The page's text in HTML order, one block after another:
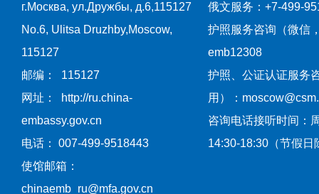
г.Москва, ул.Дружбы, д.6,115127
No.6, Ulitsa Druzhby,Moscow,
115127
邮编： 115127
网址： http://ru.china-
embassy.gov.cn
电话： 007-499-9518443
使馆邮箱：
chinaemb_ru@mfa.gov.cn
俄文服务：+7-499-
护照服务咨询（微信
emb12308
护照、公证认证服务
用）：
咨询电话接听时间：
14:30-18:30（节假日